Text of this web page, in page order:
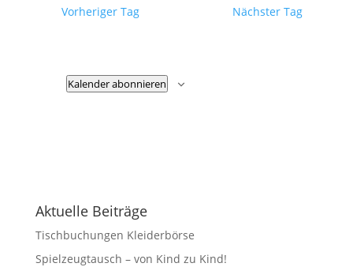
Ansichten,
Vorheriger Tag
Nächster Tag
Kalender abonnieren
Aktuelle Beiträge
Tischbuchungen Kleiderbörse
Spielzeugtausch – von Kind zu Kind!